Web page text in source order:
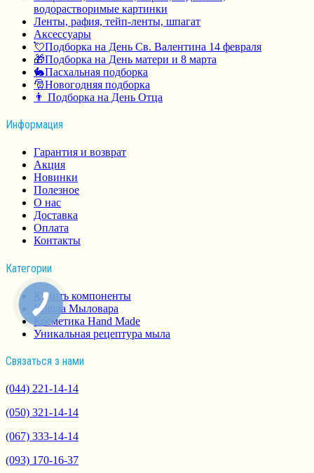
водорастворимые картинки
Ленты, рафия, тейп-ленты, шпагат
Аксессуары
💘Подборка на День Св. Валентина 14 февраля
🎁Подборка на День матери и 8 марта
🐇Пасхальная подборка
🎅Новогодняя подборка
👨 Подборка на День Отца
Информация
Гарантия и возврат
Акция
Новинки
Полезное
О нас
Доставка
Оплата
Контакты
Категории
Купить компоненты
Школа Мыловара
Косметика Hand Made
Уникальная рецептура мыла
Связаться з нами
(044) 221-14-14
(050) 321-14-14
(067) 333-14-14
(093) 170-16-37